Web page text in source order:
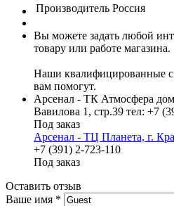
Производитель Россия
Вы можете задать любой
товару или работе магазина.
Наши квалифицированные
вам помогут.
Арсенал - ТК Атмосфера
Вавилова 1, стр.39 тел: +7
Под заказ
Арсенал - ТЦ Планета, г.
+7 (391) 2-723-110
Под заказ
Оставить отзыв
Ваше имя *